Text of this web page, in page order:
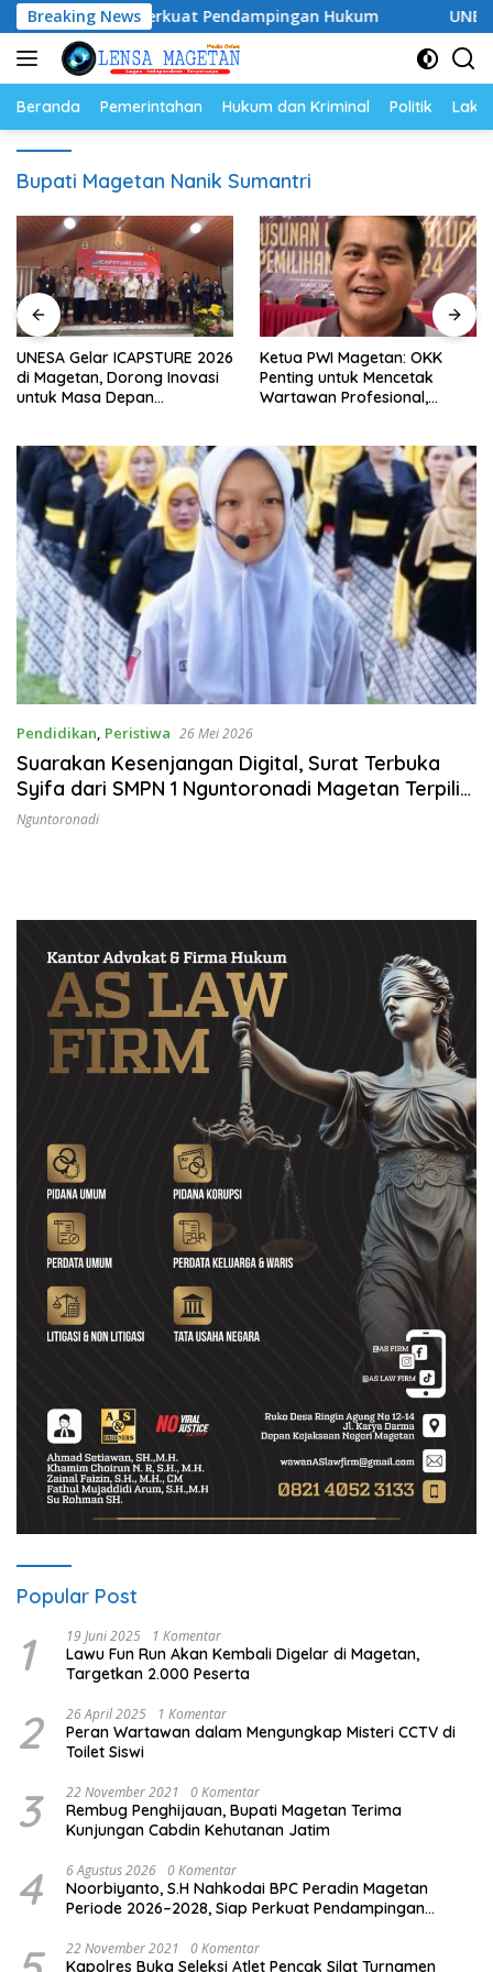
Langsung
ke
konten
Breaking News
Siap Perkuat Pendampingan Hukum UNESA Gelar
Beranda Pemerintahan Hukum dan Kriminal Politik
Bupati Magetan Nanik Sumantri
UNESA Gelar ICAPSTURE 2026
di Magetan, Dorong Inovasi
untuk Masa Depan
Ketua PWI Magetan: OKK
Penting untuk Mencetak
Wartawan Profesional,
Pendidikan, Peristiwa 26 Mei 2026
Suarakan Kesenjangan Digital, Surat Terbuka
Syifa dari SMPN 1 Nguntoronadi Magetan Terpilih
Jadi yang Terbaik
Nguntoronadi
Popular Post
1 19 Juni 2025 1 Komentar
Lawu Fun Run Akan Kembali Digelar di Magetan,
Targetkan 2.000 Peserta
2 26 April 2025 1 Komentar
Peran Wartawan dalam Mengungkap Misteri CCTV di
Toilet Siswi
3 22 November 2021 0 Komentar
Rembug Penghijauan, Bupati Magetan Terima
Kunjungan Cabdin Kehutanan Jatim
4 6 Agustus 2026 0 Komentar
Noorbiyanto, S.H Nahkodai BPC Peradin Magetan
Periode 2026–2028, Siap Perkuat Pendampingan
22 November 2021 0 Komentar
Kapolres Buka Seleksi Atlet Pencak Silat Turnamen